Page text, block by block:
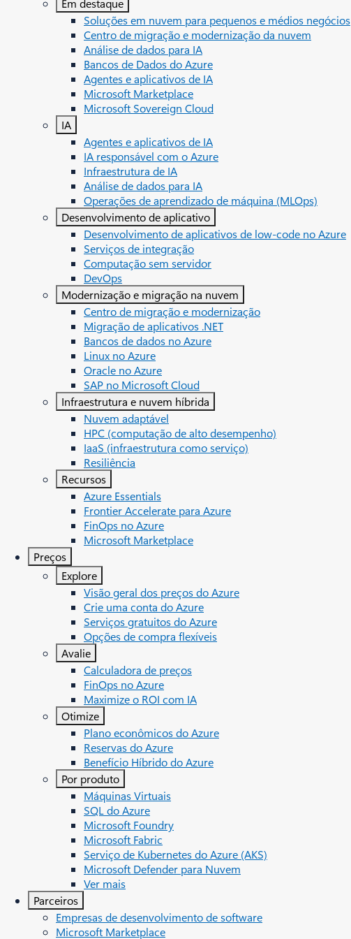
Em destaque
Soluções em nuvem para pequenos e médios negócios
Centro de migração e modernização da nuvem
Análise de dados para IA
Bancos de Dados do Azure
Agentes e aplicativos de IA
Microsoft Marketplace
Microsoft Sovereign Cloud
IA
Agentes e aplicativos de IA
IA responsável com o Azure
Infraestrutura de IA
Análise de dados para IA
Operações de aprendizado de máquina (MLOps)
Desenvolvimento de aplicativo
Desenvolvimento de aplicativos de low-code no Azure
Serviços de integração
Computação sem servidor
DevOps
Modernização e migração na nuvem
Centro de migração e modernização
Migração de aplicativos .NET
Bancos de dados no Azure
Linux no Azure
Oracle no Azure
SAP no Microsoft Cloud
Infraestrutura e nuvem híbrida
Nuvem adaptável
HPC (computação de alto desempenho)
IaaS (infraestrutura como serviço)
Resiliência
Recursos
Azure Essentials
Frontier Accelerate para Azure
FinOps no Azure
Microsoft Marketplace
Preços
Explore
Visão geral dos preços do Azure
Crie uma conta do Azure
Serviços gratuitos do Azure
Opções de compra flexíveis
Avalie
Calculadora de preços
FinOps no Azure
Maximize o ROI com IA
Otimize
Plano econômicos do Azure
Reservas do Azure
Benefício Híbrido do Azure
Por produto
Máquinas Virtuais
SQL do Azure
Microsoft Foundry
Microsoft Fabric
Serviço de Kubernetes do Azure (AKS)
Microsoft Defender para Nuvem
Ver mais
Parceiros
Empresas de desenvolvimento de software
Microsoft Marketplace